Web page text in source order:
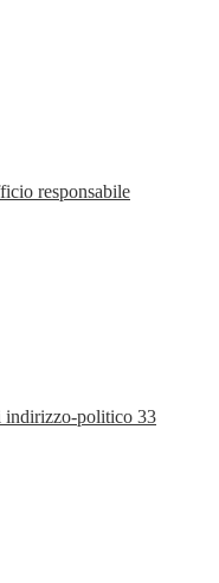
responsabile
indirizzo-politico 33